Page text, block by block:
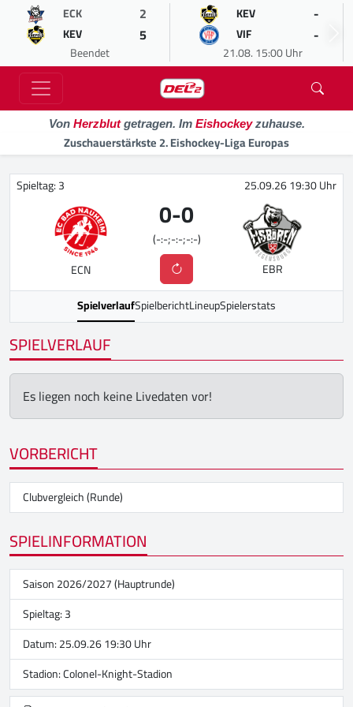
ECK 2
KEV 5
Beendet
KEV -
VIF -
21.08. 15:00 Uhr
Von Herzblutgetragen. Im Eishockeyzuhause.
Zuschauerstärkste 2. Eishockey-Liga Europas
Spieltag: 3 25.09.26 19:30 Uhr
ECN
0-0
(-:-;-:-;-:-)
EBR
SpielverlaufSpielberichtLineupSpielerstats
SPIELVERLAUF
Es liegen noch keine Livedaten vor!
VORBERICHT
Clubvergleich (Runde)
SPIELINFORMATION
Saison 2026/2027 (Hauptrunde)
Spieltag: 3
Datum: 25.09.26 19:30 Uhr
Stadion:Colonel-Knight-Stadion